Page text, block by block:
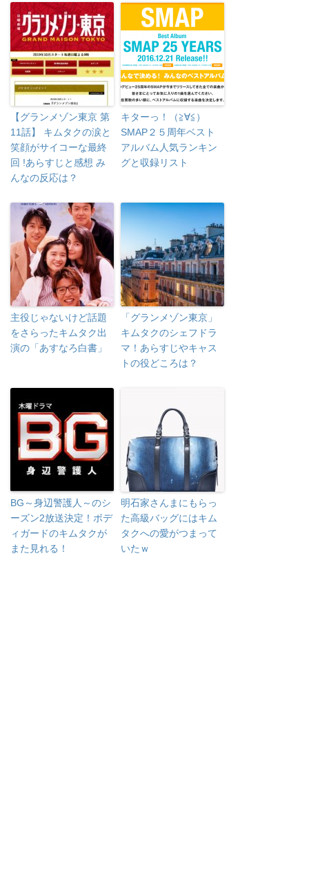
【グランメゾン東京 第
11話】 キムタクの涙と
笑顔がサイコーな最終
回 !あらすじと感想 み
んなの反応は？
キターっ！（≧∀≦）
SMAP２５周年ベスト
アルバム人気ランキン
グと収録リスト
主役じゃないけど話題
をさらったキムタク出
演の「あすなろ白書」
「グランメゾン東京」
キムタクのシェフドラ
マ！あらすじやキャス
トの役どころは？
BG～身辺警護人～のシ
ーズン2放送決定！ボデ
ィガードのキムタクが
また見れる！
明石家さんまにもらっ
た高級バッグにはキム
タクへの愛がつまって
いたｗ